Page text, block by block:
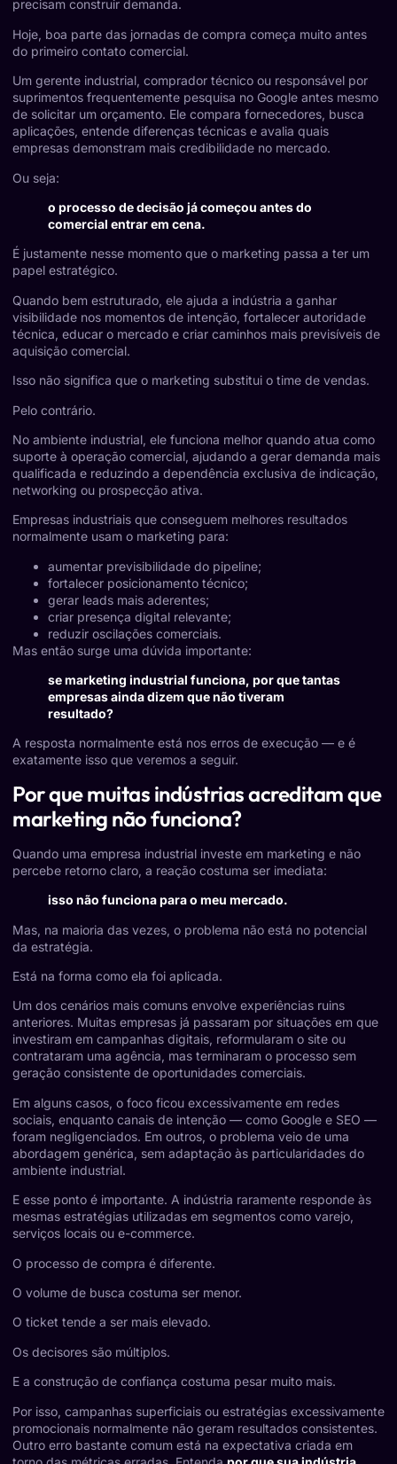
precisam construir demanda.
Hoje, boa parte das jornadas de compra começa muito antes
do primeiro contato comercial.
Um gerente industrial, comprador técnico ou responsável por
suprimentos frequentemente pesquisa no Google antes mesmo
de solicitar um orçamento. Ele compara fornecedores, busca
aplicações, entende diferenças técnicas e avalia quais
empresas demonstram mais credibilidade no mercado.
Ou seja:
o processo de decisão já começou antes do
comercial entrar em cena.
É justamente nesse momento que o marketing passa a ter um
papel estratégico.
Quando bem estruturado, ele ajuda a indústria a ganhar
visibilidade nos momentos de intenção, fortalecer autoridade
técnica, educar o mercado e criar caminhos mais previsíveis de
aquisição comercial.
Isso não significa que o marketing substitui o time de vendas.
Pelo contrário.
No ambiente industrial, ele funciona melhor quando atua como
suporte à operação comercial, ajudando a gerar demanda mais
qualificada e reduzindo a dependência exclusiva de indicação,
networking ou prospecção ativa.
Empresas industriais que conseguem melhores resultados
normalmente usam o marketing para:
aumentar previsibilidade do pipeline;
fortalecer posicionamento técnico;
gerar leads mais aderentes;
criar presença digital relevante;
reduzir oscilações comerciais.
Mas então surge uma dúvida importante:
se marketing industrial funciona, por que tantas
empresas ainda dizem que não tiveram
resultado?
A resposta normalmente está nos erros de execução — e é
exatamente isso que veremos a seguir.
Por que muitas indústrias acreditam que
marketing não funciona?
Quando uma empresa industrial investe em marketing e não
percebe retorno claro, a reação costuma ser imediata:
isso não funciona para o meu mercado.
Mas, na maioria das vezes, o problema não está no potencial
da estratégia.
Está na forma como ela foi aplicada.
Um dos cenários mais comuns envolve experiências ruins
anteriores. Muitas empresas já passaram por situações em que
investiram em campanhas digitais, reformularam o site ou
contrataram uma agência, mas terminaram o processo sem
geração consistente de oportunidades comerciais.
Em alguns casos, o foco ficou excessivamente em redes
sociais, enquanto canais de intenção — como Google e SEO —
foram negligenciados. Em outros, o problema veio de uma
abordagem genérica, sem adaptação às particularidades do
ambiente industrial.
E esse ponto é importante. A indústria raramente responde às
mesmas estratégias utilizadas em segmentos como varejo,
serviços locais ou e-commerce.
O processo de compra é diferente.
O volume de busca costuma ser menor.
O ticket tende a ser mais elevado.
Os decisores são múltiplos.
E a construção de confiança costuma pesar muito mais.
Por isso, campanhas superficiais ou estratégias excessivamente
promocionais normalmente não geram resultados consistentes.
Outro erro bastante comum está na expectativa criada em